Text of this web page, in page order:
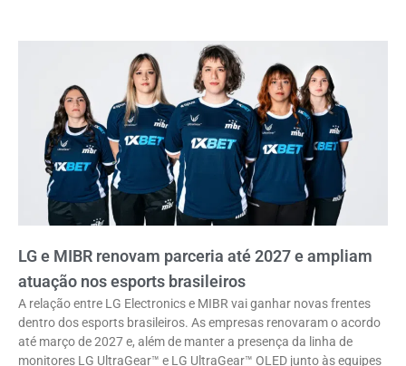
LG e MIBR renovam parceria até 2027 e ampliam
atuação nos esports brasileiros
A relação entre LG Electronics e MIBR vai ganhar novas frentes
dentro dos esports brasileiros. As empresas renovaram o acordo
até março de 2027 e, além de manter a presença da linha de
monitores LG UltraGear™ e LG UltraGear™ OLED junto às equipes